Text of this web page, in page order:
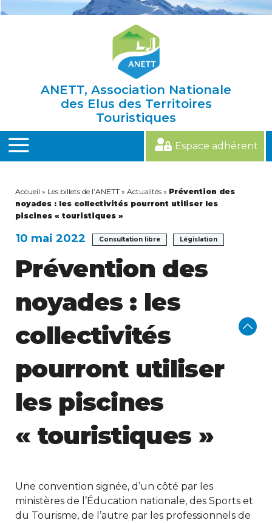
ANETT, Association Nationale
des Elus des Territoires
Touristiques
MENU
Espace adhérent
Accueil » Les billets de l’ANETT » Actualités » Prévention des
noyades : les collectivités pourront utiliser les
piscines « touristiques »
10 mai 2022 Consultation libre Législation
Prévention des
noyades : les
collectivités
pourront utiliser
les piscines
« touristiques »
Une convention signée, d’un côté par les
ministères de l’Éducation nationale, des Sports et
du Tourisme, de l’autre par les professionnels de